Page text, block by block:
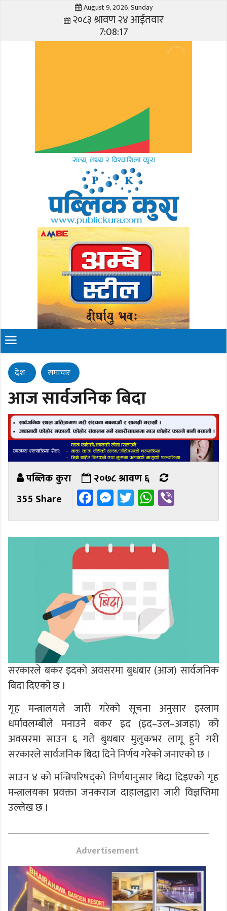
August 9, 2026, Sunday
२०८३ श्रावण २४ आईतवार
7:08:17
देश समाचार
आज सार्वजनिक बिदा
पब्लिक कुरा
२०७८ श्रावण ६
355 Share
Facebook
Messenger
TwitterWhatsApp
सरकारले बकर इदको अवसरमा बुधबार (आज) सार्वजनिक
बिदा दिएको छ ।
गृह मन्त्रालयले जारी गरेको सूचना अनुसार इस्लाम
धर्मावलम्बीले मनाउने बकर इद (इद–उल–अजहा) को
अवसरमा साउन ६ गते बुधबार मुलुकभर लागू हुने गरी
सरकारले सार्वजनिक बिदा दिने निर्णय गरेको जनाएको छ ।
साउन ४ को मन्त्रिपरिषद्को निर्णयानुसार बिदा दिइएको गृह
मन्त्रालयका प्रवक्ता जनकराज दाहालद्वारा जारी विज्ञप्तिमा
उल्लेख छ ।
Advertisement